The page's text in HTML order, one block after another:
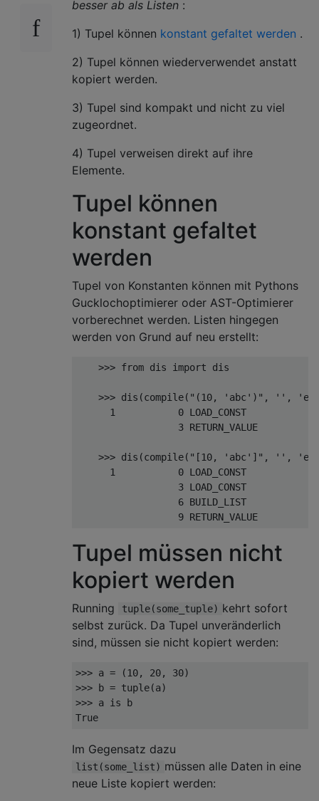
besser ab als Listen :
1) Tupel können konstant gefaltet werden .
2) Tupel können wiederverwendet anstatt
kopiert werden.
3) Tupel sind kompakt und nicht zu viel
zugeordnet.
4) Tupel verweisen direkt auf ihre
Elemente.
Tupel können
konstant gefaltet
werden
Tupel von Konstanten können mit Pythons
Gucklochoptimierer oder AST-Optimierer
vorberechnet werden. Listen hingegen
werden von Grund auf neu erstellt:
>>> from dis import dis
>>> dis (compile( "(10, 'abc')" , '' ,
1
0
3 RETURN_VALUE
>>> dis (compile( "[10, 'abc']" , '' ,
1
0
3
6
9 RETURN_VALUE
Tupel müssen nicht
kopiert werden
Running tuple(some_tuple) kehrt sofort
selbst zurück. Da Tupel unveränderlich
sind, müssen sie nicht kopiert werden:
>>> a = (10, 20, 30)
>>> b = tuple(a)
>>> a is
True
Im Gegensatz dazu
list(some_list) müssen alle Daten in eine
neue Liste kopiert werden: